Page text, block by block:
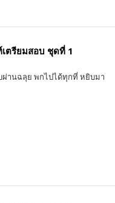
ตรียมสอบ ชุดที่ 1
านฉลุย พกไปได้ทุกที่ หยิบมา